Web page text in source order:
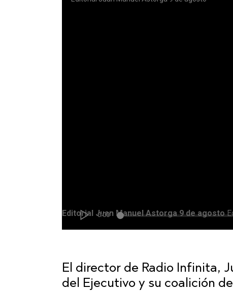
El director de Radio Infinita,
del Ejecutivo y su coalición